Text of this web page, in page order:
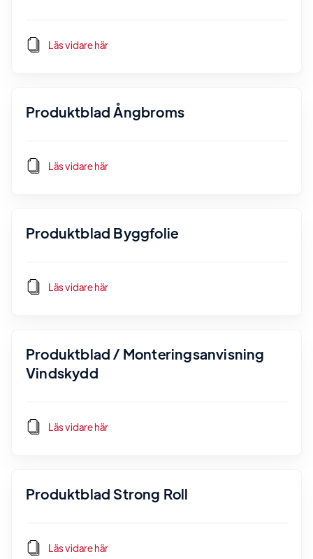
Läs vidare här
Produktblad Ångbroms
Läs vidare här
Produktblad Byggfolie
Läs vidare här
Produktblad / Monteringsanvisning
Vindskydd
Läs vidare här
Produktblad Strong Roll
Läs vidare här